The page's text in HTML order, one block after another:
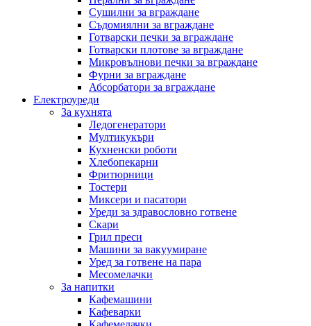
Сушилни за вграждане
Съдомиялни за вграждане
Готварски печки за вграждане
Готварски плотове за вграждане
Микровълнови печки за вграждане
Фурни за вграждане
Абсорбатори за вграждане
Електроуреди
За кухнята
Ледогенератори
Мултикукъри
Кухненски роботи
Хлебопекарни
Фритюрници
Тостери
Миксери и пасатори
Уреди за здравословно готвене
Скари
Грил преси
Машини за вакуумиране
Уред за готвене на пара
Месомелачки
За напитки
Кафемашини
Кафеварки